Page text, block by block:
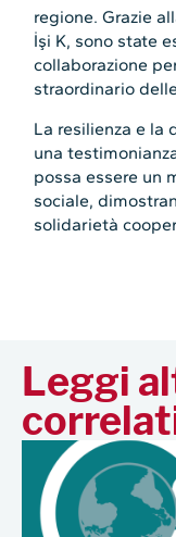
regione. Grazie
İşi K, sono state
collaborazione
straordinario
La resilienza e la
una
possa essere un
sociale,
solidarietà
Leggi